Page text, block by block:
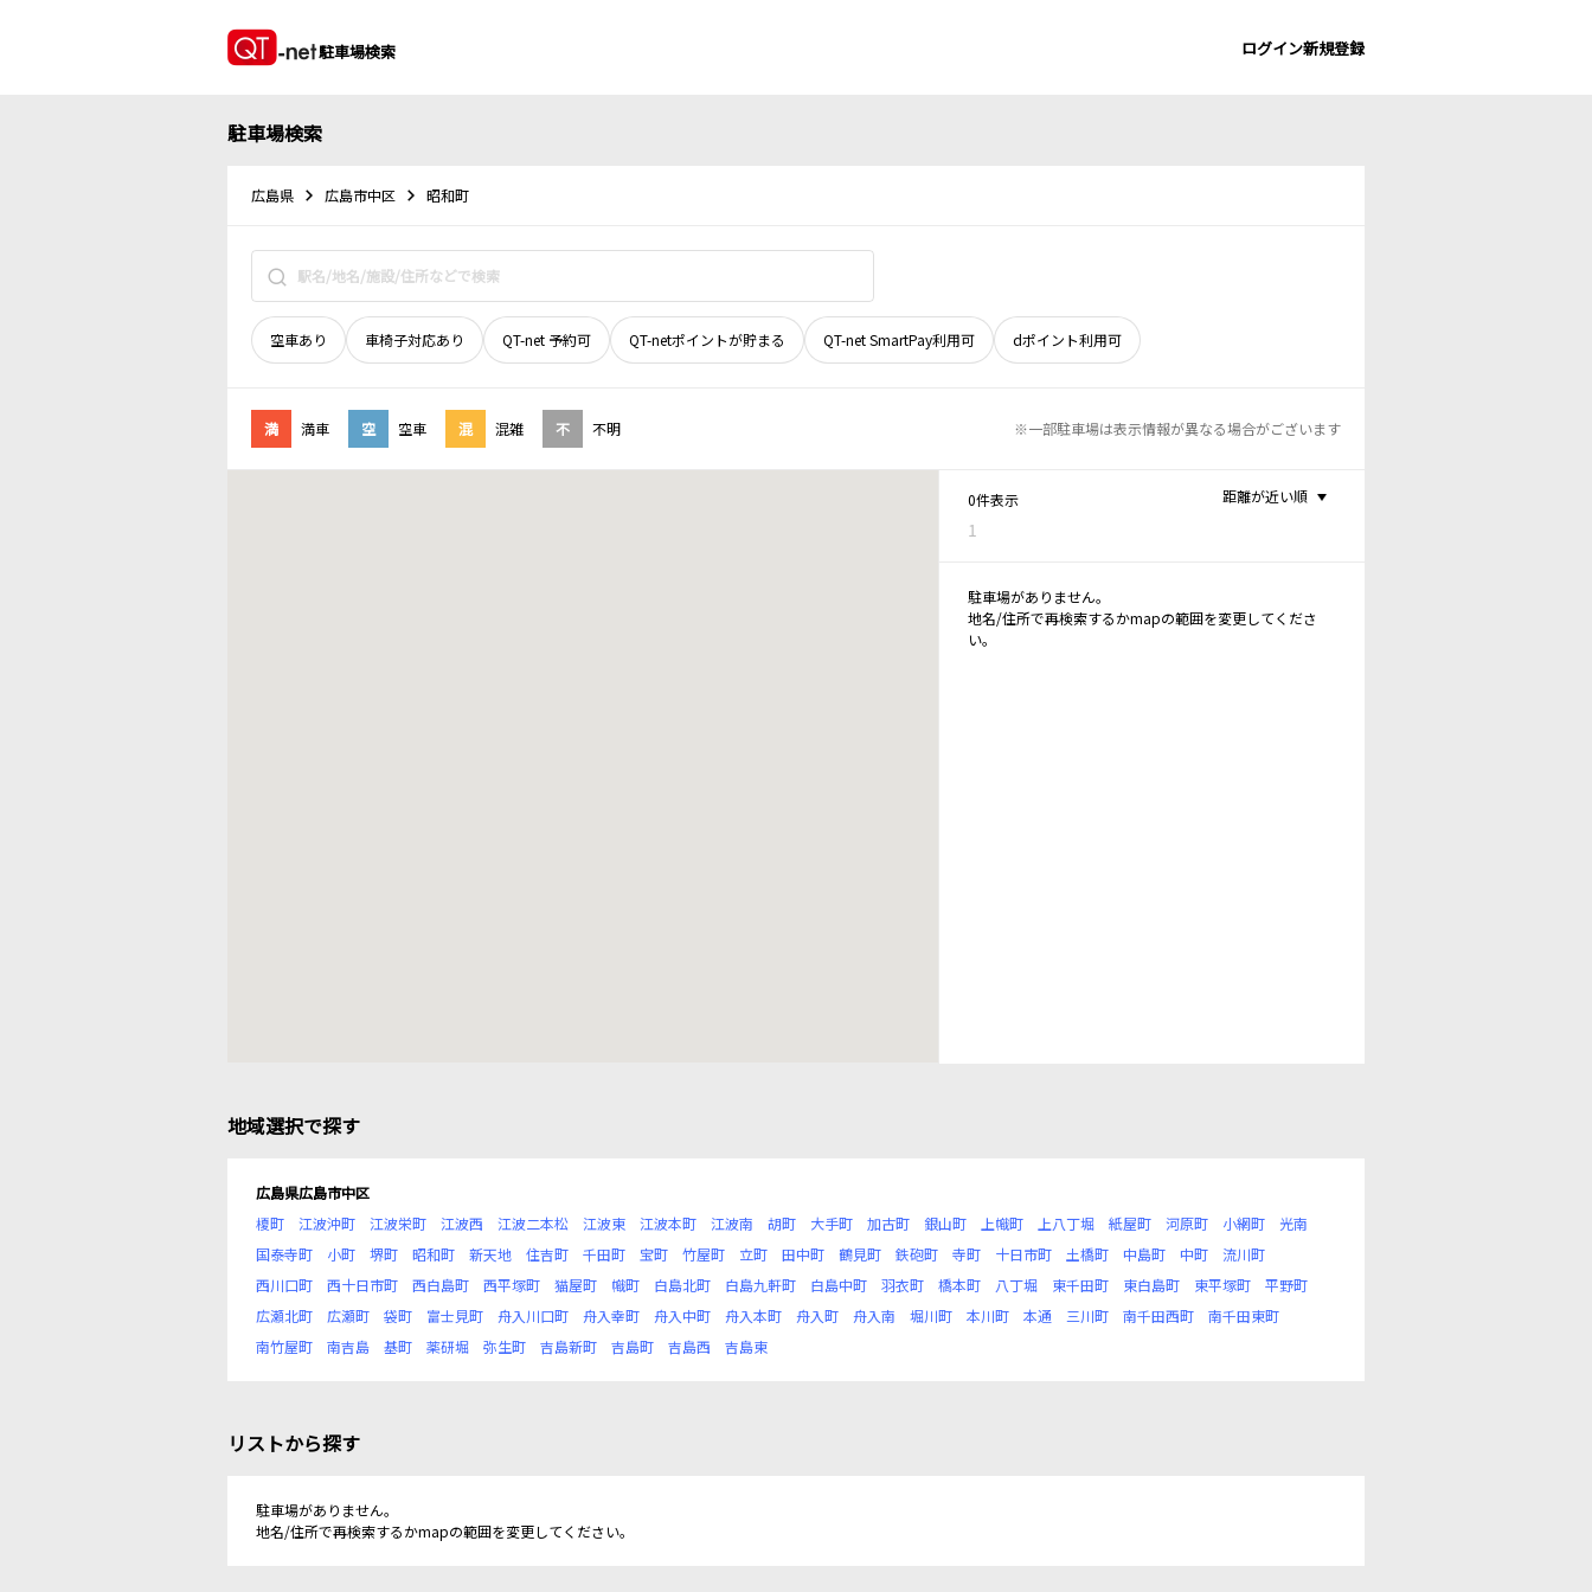
駐車場検索 ログイン新規登録
駐車場検索
広島県 広島市中区 昭和町
空車あり 車椅子対応あり QT-net 予約可 QT-netポイントが貯まる QT-net SmartPay利用可 dポイント利用可
満 満車 空 空車 混 混雑 不 不明 ※一部駐車場は表示情報が異なる場合がございます
0件表示
1
距離が近い順
駐車場がありません。
地名/住所で再検索するかmapの範囲を変更してくださ
い。
地域選択で探す
広島県広島市中区
榎町
江波沖町 江波栄町 江波西 江波二本松 江波東 江波本町 江波南 胡町 大手町 加古町 銀山町 上幟町 上八丁堀 紙屋町 河原町 小網町
光南
国泰寺町
小町 堺町 昭和町 新天地 住吉町 千田町 宝町 竹屋町 立町 田中町 鶴見町 鉄砲町 寺町 十日市町 土橋町 中島町 中町
流川町
西川口町
西十日市町 西白島町 西平塚町 猫屋町 幟町 白島北町 白島九軒町 白島中町 羽衣町 橋本町 八丁堀 東千田町 東白島町 東平塚町
平野町
広瀬北町
広瀬町 袋町 富士見町 舟入川口町 舟入幸町 舟入中町 舟入本町 舟入町 舟入南 堀川町 本川町 本通 三川町 南千田西町
南千田東町
南竹屋町
南吉島 基町 薬研堀 弥生町 吉島新町 吉島町 吉島西 吉島東
リストから探す
駐車場がありません。
地名/住所で再検索するかmapの範囲を変更してください。